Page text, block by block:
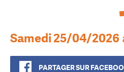
Samedi 25/04/2026
PARTAGER SUR